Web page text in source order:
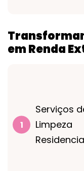
em Renda
Serviços
Limpeza